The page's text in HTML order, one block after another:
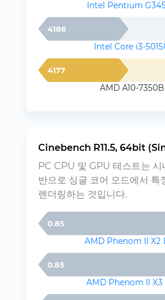
Intel Pentium
4186
Intel Core i3-
4177
AMD A10-7350B
Cinebench R11.5, 64bit
PC CPU 및 GPU 테스트는
반으로 싱글 코어 모드에서 특
렌더링하는 것입니다.
0.85
AMD Phenom II X2
0.85
AMD Phenom II X3